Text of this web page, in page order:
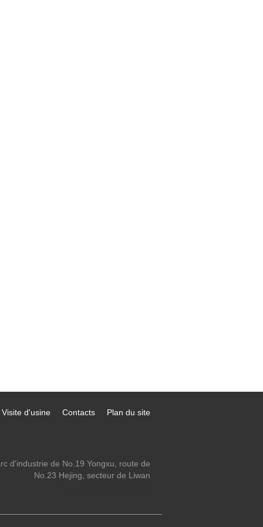
Plan du site
Contacts
Visite d'usine
d'industrie de No.19 Yongxu, route de
No.23 Hejing, secteur de Liwan